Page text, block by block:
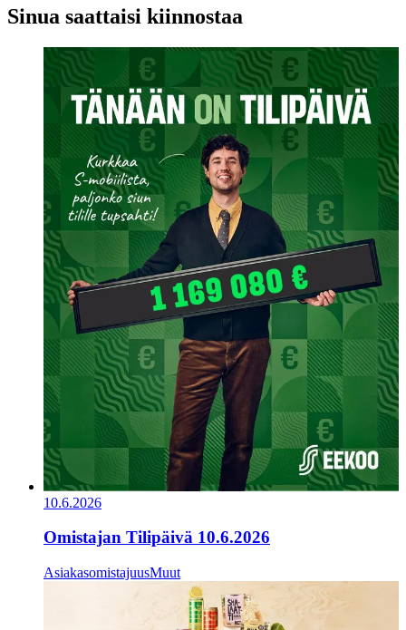
Sinua saattaisi kiinnostaa
10.6.2026
Omistajan Tilipäivä 10.6.2026
AsiakasomistajuusMuut